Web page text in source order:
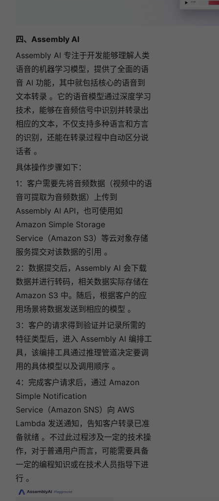
四、Assembly AI
Assembly AI 专注于开发能够理解人类
语音的机器学习模型，提供了全面的语
音 AI 功能，其中就包括核心的语音到
文本转录 。它的语音模型通过深度学习
技术，能够在音频信号中识别并转录出
相应的文本，不仅支持多种语言和方言
的识别，还能在转录过程中自动区分说
话者 。
具体操作步骤如下：
1：客户需要先将音频数据（视频中的语
音可提取为音频数据）上传到
Assembly AI API，也可使用如
Amazon Simple Storage
Service（Amazon S3）等云对象存储
服务提交对该数据的引用 。
2：数据提交后，Assembly AI 会下载
数据并进行转码，相关数据实际存储在
Amazon S3 中。随后，根据客户的应
用场景将数据发送到相应的模型 。
3：客户的请求得到验证并记录所需的
特征类型后，进入 Assembly AI 编排工
具，该编排工具通过推理管道决定要调
用的具体模型以及调用顺序 。
4：完成客户请求后，通过 Amazon
Simple Notification
Service（Amazon SNS）向 AWS
Lambda 发送通知，告知客户转录已准
备就绪 。不过此过程涉及一定的技术操
作，对于普通用户而言，可能需要具备
一定的编程知识或在技术人员指导下进
行 。